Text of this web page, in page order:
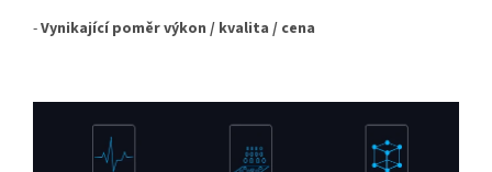
-Vynikající poměr výkon / kvalita / cena